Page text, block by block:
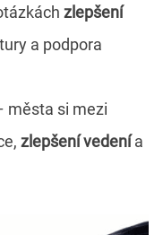
zlepšení
a podpora
města si mezi
zlepšení vedenía